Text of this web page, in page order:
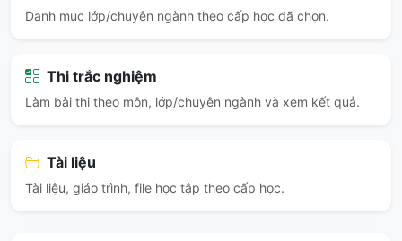
Danh mục lớp/chuyên ngành theo cấp học đã chọn.
Thi trắc nghiệm
Làm bài thi theo môn, lớp/chuyên ngành và xem kết quả.
Tài liệu
Tài liệu, giáo trình, file học tập theo cấp học.